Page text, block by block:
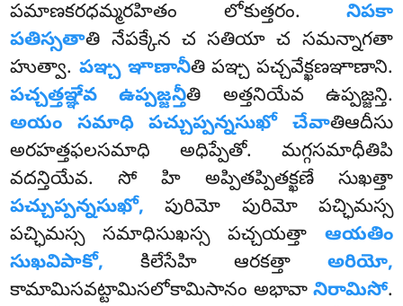
పమాణకరధమ్మరహితం లోకుత్తరం. నిపకా
పతిస్సతాతి నేపక్కేన చ సతియా చ సమన్నాగతా
హుత్వా. పఞ్చ ఞాణానీతి పఞ్చ పచ్చవేక్ఖణఞాణాని.
పచ్చత్తఞ్ఞేవ ఉప్పజ్జన్తీతి అత్తనియేవ ఉప్పజ్జన్తి.
అయం సమాధి పచ్చుప్పన్నసుఖో చేవాతిఆదీసు
అరహత్తఫలసమాధి అధిప్పేతో. మగ్గసమాధీతిపి
వదన్తియేవ. సో హి అప్పితప్పితక్ఖణే సుఖత్తా
పచ్చుప్పన్నసుఖో, పురిమో పురిమో పచ్ఛిమస్స
పచ్ఛిమస్స సమాధిసుఖస్స పచ్చయత్తా ఆయతిం
సుఖవిపాకో, కిలేసేహి ఆరకత్తా అరియో,
కామామిసవట్టామిసలోకామిసానం అభావా నిరామిసో.